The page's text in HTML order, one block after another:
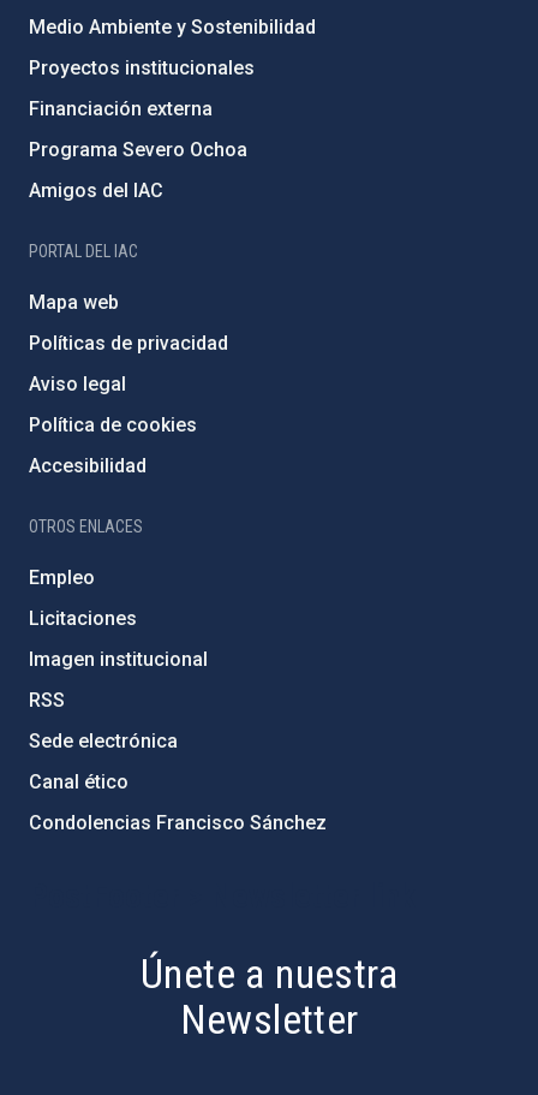
Medio Ambiente y Sostenibilidad
Proyectos institucionales
Financiación externa
Programa Severo Ochoa
Amigos del IAC
PORTAL DEL IAC
Mapa web
Políticas de privacidad
Aviso legal
Política de cookies
Accesibilidad
OTROS ENLACES
Empleo
Licitaciones
Imagen institucional
RSS
Sede electrónica
Canal ético
Condolencias Francisco Sánchez
Únete a nuestra
Newsletter